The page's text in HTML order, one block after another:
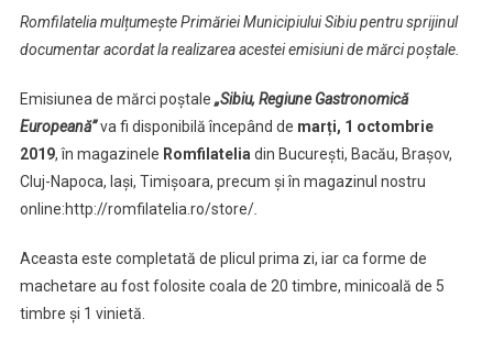
Romfilatelia mulțumește Primăriei Municipiului Sibiu pentru sprijinul
documentar acordat la realizarea acestei emisiuni de mărci poștale.
Emisiunea de mărci poștale „Sibiu, Regiune Gastronomică
Europeană”va fi disponibilă începând de marți, 1 octombrie
2019, în magazinele Romfilatelia din București, Bacău, Brașov,
Cluj-Napoca, Iași, Timișoara, precum și în magazinul nostru
online:http://romfilatelia.ro/store/.
Aceasta este completată de plicul prima zi, iar ca forme de
machetare au fost folosite coala de 20 timbre, minicoală de 5
timbre și 1 vinietă.